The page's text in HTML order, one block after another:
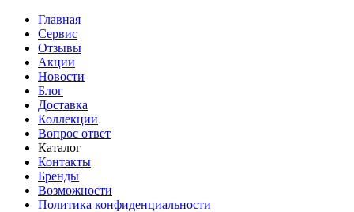
Главная
Сервис
Отзывы
Акции
Новости
Блог
Доставка
Коллекции
Вопрос ответ
Каталог
Контакты
Бренды
Возможности
Политика конфиденциальности